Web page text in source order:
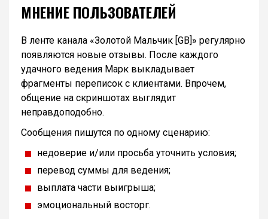
МНЕНИЕ ПОЛЬЗОВАТЕЛЕЙ
В ленте канала «Золотой Мальчик [GB]» регулярно
появляются новые отзывы. После каждого
удачного ведения Марк выкладывает
фрагменты переписок с клиентами. Впрочем,
общение на скриншотах выглядит
неправдоподобно.
Сообщения пишутся по одному сценарию:
недоверие и/или просьба уточнить условия;
перевод суммы для ведения;
выплата части выигрыша;
эмоциональный восторг.